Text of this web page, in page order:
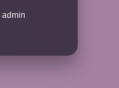
admin